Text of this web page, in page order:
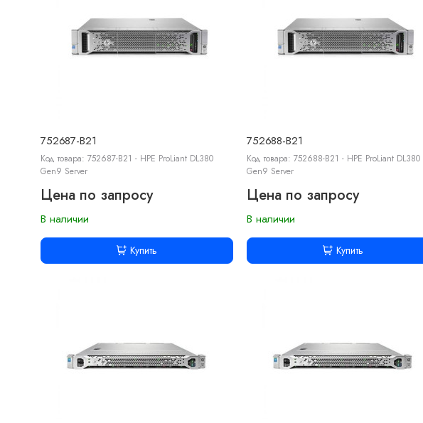
752687-B21
Код товара: 752687-B21 - HPE ProLiant DL380
Gen9 Server
Цена по запросу
В наличии
Купить
752688-B21
Код товара: 752688-B21 - HPE ProLiant DL380
Gen9 Server
Цена по запросу
В наличии
Купить